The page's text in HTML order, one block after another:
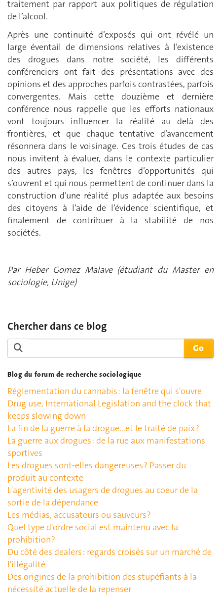
traitement par rapport aux politiques de régulation
de l’alcool.
Après une continuité d’exposés qui ont révélé un
large éventail de dimensions relatives à l’existence
des drogues dans notre société, les différents
conférenciers ont fait des présentations avec des
opinions et des approches parfois contrastées, parfois
convergentes. Mais cette douzième et dernière
conférence nous rappelle que les efforts nationaux
vont toujours influencer la réalité au delà des
frontières, et que chaque tentative d’avancement
résonnera dans le voisinage. Ces trois études de cas
nous invitent à évaluer, dans le contexte particulier
des autres pays, les fenêtres d’opportunités qui
s’ouvrent et qui nous permettent de continuer dans la
construction d’une réalité plus adaptée aux besoins
des citoyens à l’aide de l’évidence scientifique, et
finalement de contribuer à la stabilité de nos
sociétés.
Par Heber Gomez Malave (étudiant du Master en
sociologie, Unige)
Chercher dans ce blog
Blog du forum de recherche sociologique
Réglementation du cannabis : la fenêtre qui s'ouvre
Drug use, International Legislation and the clock that
keeps slowing down
La fin de la guerre à la drogue...et le traité de paix ?
La guerre aux drogues : de la rue aux manifestations
sportives
Les drogues sont-elles dangereuses ? Passer du
produit au contexte
L'agentivité des usagers de drogues au coeur de la
sortie de la dépendance
Les médias, accusateurs ou sauveurs ?
Quel type d'ordre social est maintenu avec la
prohibition ?
Du côté des dealers : regards croisés sur un marché de
l'illégalité
Des origines de la prohibition des stupéfiants à la
nécessité actuelle de la repenser